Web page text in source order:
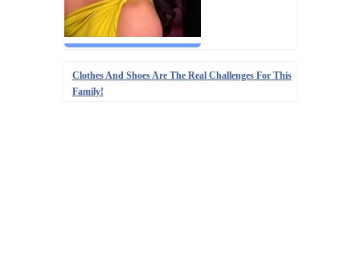
Clothes And Shoes Are The Real Challenges For This
Family!